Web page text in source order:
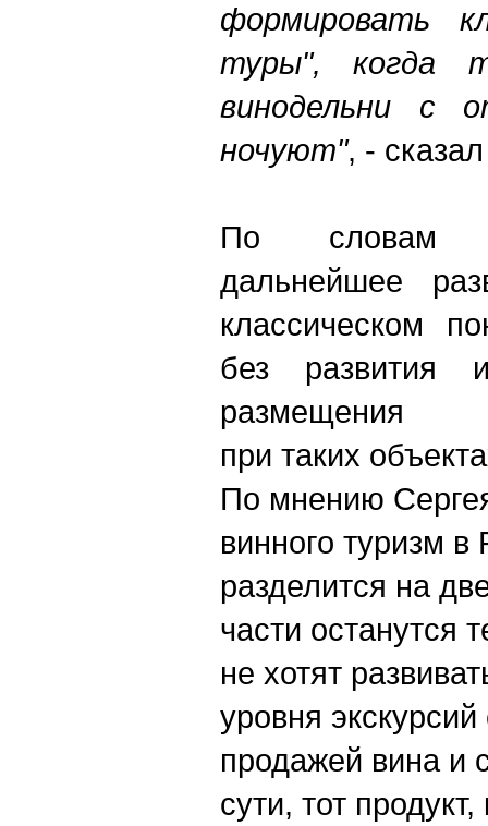
формировать
туры", когда
винодельни с
ночуют", -
По словам
дальнейшее
классическом
без развития
при таких
По мнению
винного туризм в
разделится на
части останутся
не хотят
уровня
продажей вина и
сути, тот